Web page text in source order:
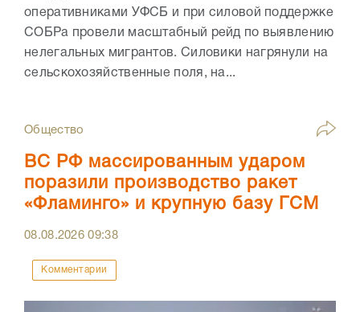
оперативниками УФСБ и при силовой поддержке
СОБРа провели масштабный рейд по выявлению
нелегальных мигрантов. Силовики нагрянули на
сельскохозяйственные поля, на...
Общество
ВС РФ массированным ударом
поразили производство ракет
«Фламинго» и крупную базу ГСМ
08.08.202609:38
Комментарии